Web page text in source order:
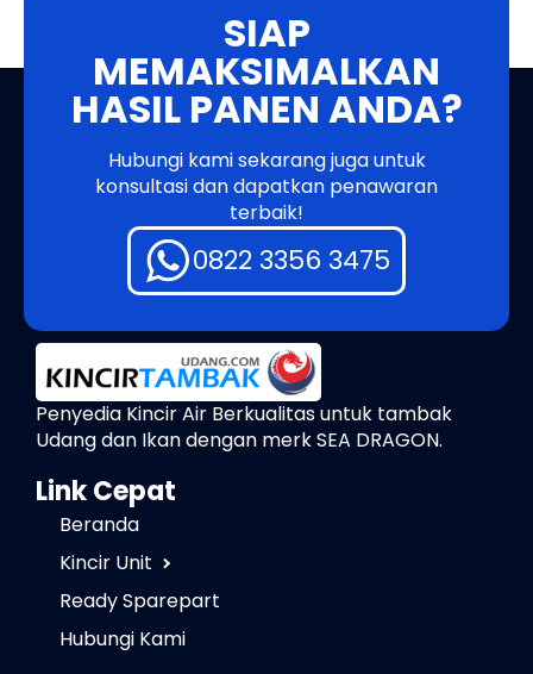
SIAP
MEMAKSIMALKAN
HASIL PANEN ANDA?
Hubungi kami sekarang juga untuk
konsultasi dan dapatkan penawaran
terbaik!
0822 3356 3475
Penyedia Kincir Air Berkualitas untuk tambak
Udang dan Ikan dengan merk SEA DRAGON.
Link Cepat
Beranda
Kincir Unit
Ready Sparepart
Hubungi Kami